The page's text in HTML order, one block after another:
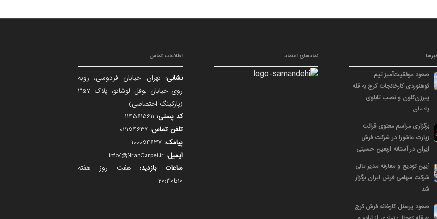
صعود موفقیت‌آمیز تیم
کوهنوردی کارخانجات کرج به قله
پیرزن‌کلون و نصب تابلوی
یادمان
برگزاری مراسم معنوی قرائت
زیارت عاشورا در شرکت فرش
ایران در آستانه اربعین حسینی
آیین تودیع و معارفه مدیر مالی
شرکت سهامی فرش ایران برگزار
شد
صعود پرسنل کارخانه فرش کرج
نمادهای اعتماد اطلاعات تماس
نشانی: تهران، خیابان فردوسی، روبه
روی خیابان نوفل لوشاتو، پلاک 357
(پارکینگ اختصاصی)
کد پستی:
تلفن تماس:
پیامک:
ایمیل:
ساعات بازدید: هفت روز هفته
10تا20:30